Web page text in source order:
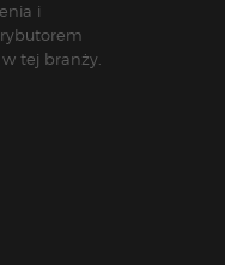
i
tej branży.